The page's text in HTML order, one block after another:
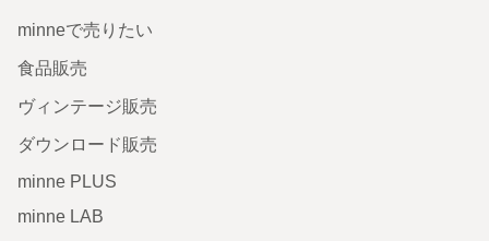
minneで売りたい
食品販売
ヴィンテージ販売
ダウンロード販売
minne PLUS
minne LAB